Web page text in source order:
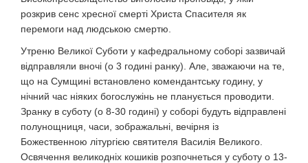
розкрив сенс хресної смерті Христа Спасителя як
перемоги над людською смертю.
Утреню Великої Суботи у кафедральному соборі зазвичай
відправляли вночі (о 3 годині ранку). Але, зважаючи на те,
що на Сумщині встановлено комендантську годину, у
нічний час ніяких богослужінь не планується проводити.
Зранку в суботу (о 8-30 годині) у соборі будуть відправлені
полунощниця, часи, зображальні, вечірня із
Божественною літургією святителя Василія Великого.
Освячення великодніх кошиків розпочнеться у суботу о 13-